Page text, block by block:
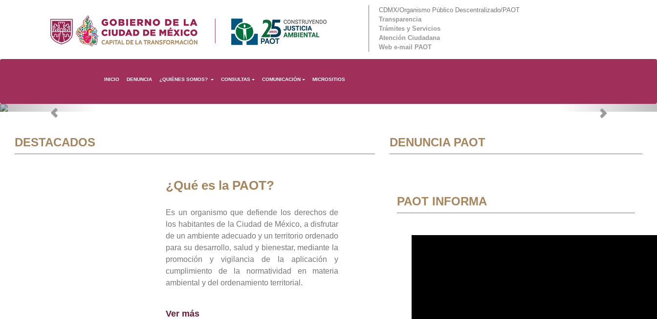
CDMX/Organismo Público Descentralizado/PAOT
Transparencia
Trámites y Servicios
Atención Ciudadana
Web e-mail PAOT
INICIO DENUNCIA ¿QUIÉNES SOMOS? CONSULTAS COMUNICACIÓN MICROSITIOS
Previous Next
DESTACADOS
¿Qué es la PAOT?
Es un organismo que defiende los derechos de
los habitantes de la Ciudad de México, a disfrutar
de un ambiente adecuado y un territorio ordenado
para su desarrollo, salud y bienestar, mediante la
promoción y vigilancia de la aplicación y
cumplimiento de la normatividad en materia
ambiental y del ordenamiento territorial.
Ver más
DENUNCIA PAOT
PAOT INFORMA